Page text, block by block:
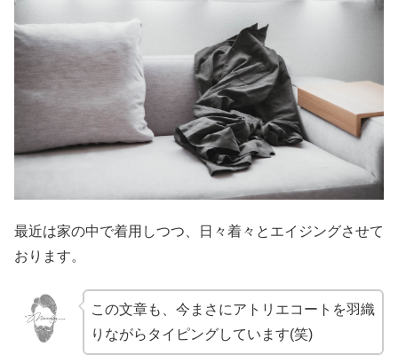
最近は家の中で着用しつつ、日々着々とエイジングさせて
おります。
この文章も、今まさにアトリエコートを羽織
りながらタイピングしています(笑)